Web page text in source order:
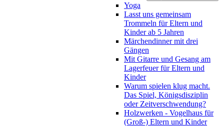
Yoga
Lasst uns gemeinsam
Trommeln für Eltern und
Kinder ab 5 Jahren
Märchendinner mit drei
Gängen
Mit Gitarre und Gesang am
Lagerfeuer für Eltern und
Kinder
Warum spielen klug macht.
Das Spiel, Königsdisziplin
oder Zeitverschwendung?
Holzwerken - Vogelhaus für
(Groß-) Eltern und Kinder